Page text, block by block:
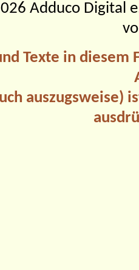
Adduco Digital
Texte in
auszugsweise)